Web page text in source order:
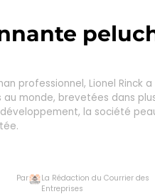
professionnel, Lionel Rinck a
monde, brevetées dans
la société
Par
La Rédaction du Courrier des
Entreprises